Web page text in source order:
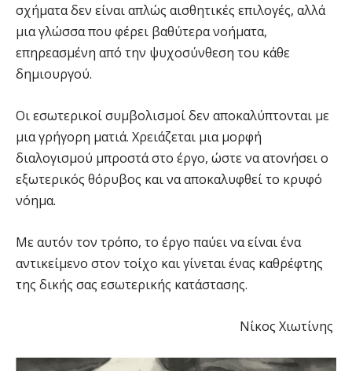
σχήματα δεν είναι απλώς αισθητικές επιλογές, αλλά
μια γλώσσα που φέρει βαθύτερα νοήματα,
επηρεασμένη από την ψυχοσύνθεση του κάθε
δημιουργού.
Οι εσωτερικοί συμβολισμοί δεν αποκαλύπτονται με
μια γρήγορη ματιά. Χρειάζεται μια μορφή
διαλογισμού μπροστά στο έργο, ώστε να ατονήσει ο
εξωτερικός θόρυβος και να αποκαλυφθεί το κρυφό
νόημα.
Με αυτόν τον τρόπο, το έργο παύει να είναι ένα
αντικείμενο στον τοίχο και γίνεται ένας καθρέφτης
της δικής σας εσωτερικής κατάστασης.
Νίκος Χιωτίνης